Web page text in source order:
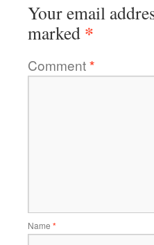
Your email
marked *
Comment*
Name *